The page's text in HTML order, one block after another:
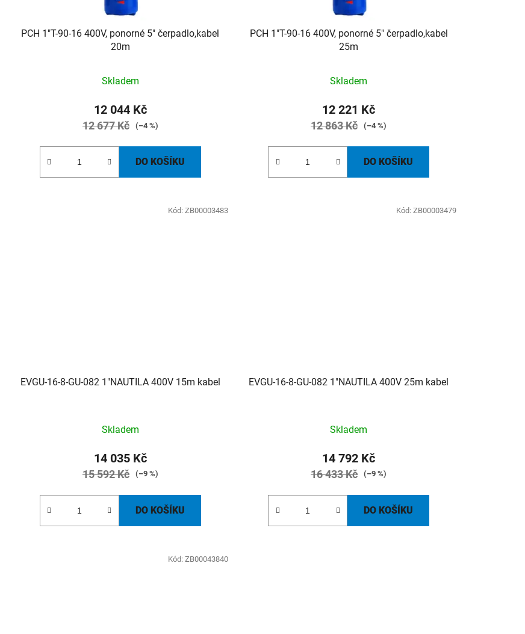
PCH 1"T-90-16 400V, ponorné 5" čerpadlo,kabel
20m
Skladem
12 044 Kč
12 677 Kč (–4 %)
DO KOŠÍKU
PCH 1"T-90-16 400V, ponorné 5" čerpadlo,kabel
25m
Skladem
12 221 Kč
12 863 Kč (–4 %)
DO KOŠÍKU
EVGU-16-8-GU-082 1"NAUTILA 400V 15m kabel
Skladem
14 035 Kč
15 592 Kč (–9 %)
DO KOŠÍKU
Kód: ZB00003483
EVGU-16-8-GU-082 1"NAUTILA 400V 25m kabel
Skladem
14 792 Kč
16 433 Kč (–9 %)
DO KOŠÍKU
Kód: ZB00003479
Kód: ZB00043840